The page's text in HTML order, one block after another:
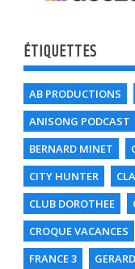
ÉTIQUETTES
AB PRODUCTIONS
ANISONG PODCAST
BERNARD MINET
CITY HUNTER
CLUB DOROTHEE
CROQUE VACANCES
FRANCE 3